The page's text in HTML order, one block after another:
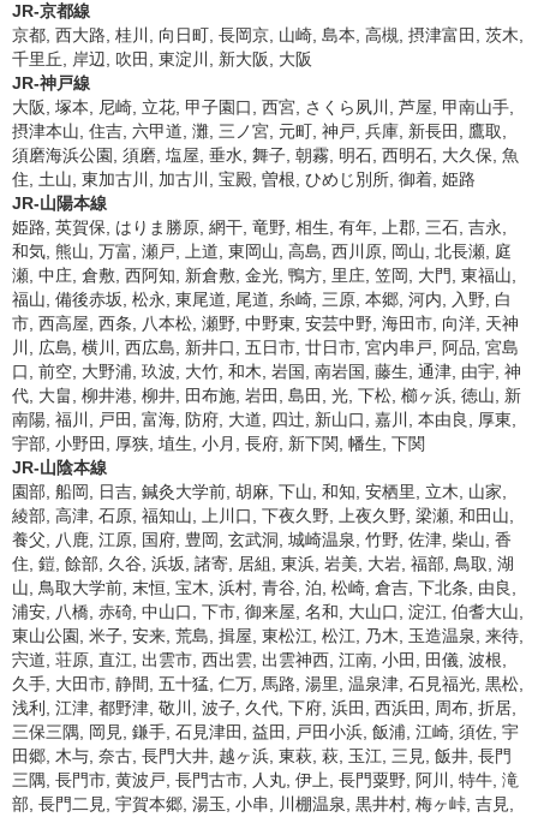
JR-京都線
京都, 西大路, 桂川, 向日町, 長岡京, 山崎, 島本, 高槻, 摂津富田, 茨木,
千里丘, 岸辺, 吹田, 東淀川, 新大阪, 大阪
JR-神戸線
大阪, 塚本, 尼崎, 立花, 甲子園口, 西宮, さくら夙川, 芦屋, 甲南山手,
摂津本山, 住吉, 六甲道, 灘, 三ノ宮, 元町, 神戸, 兵庫, 新長田, 鷹取,
須磨海浜公園, 須磨, 塩屋, 垂水, 舞子, 朝霧, 明石, 西明石, 大久保, 魚
住, 土山, 東加古川, 加古川, 宝殿, 曽根, ひめじ別所, 御着, 姫路
JR-山陽本線
姫路, 英賀保, はりま勝原, 網干, 竜野, 相生, 有年, 上郡, 三石, 吉永,
和気, 熊山, 万富, 瀬戸, 上道, 東岡山, 高島, 西川原, 岡山, 北長瀬, 庭
瀬, 中庄, 倉敷, 西阿知, 新倉敷, 金光, 鴨方, 里庄, 笠岡, 大門, 東福山,
福山, 備後赤坂, 松永, 東尾道, 尾道, 糸崎, 三原, 本郷, 河内, 入野, 白
市, 西高屋, 西条, 八本松, 瀬野, 中野東, 安芸中野, 海田市, 向洋, 天神
川, 広島, 横川, 西広島, 新井口, 五日市, 廿日市, 宮内串戸, 阿品, 宮島
口, 前空, 大野浦, 玖波, 大竹, 和木, 岩国, 南岩国, 藤生, 通津, 由宇, 神
代, 大畠, 柳井港, 柳井, 田布施, 岩田, 島田, 光, 下松, 櫛ヶ浜, 徳山, 新
南陽, 福川, 戸田, 富海, 防府, 大道, 四辻, 新山口, 嘉川, 本由良, 厚東,
宇部, 小野田, 厚狭, 埴生, 小月, 長府, 新下関, 幡生, 下関
JR-山陰本線
園部, 船岡, 日吉, 鍼灸大学前, 胡麻, 下山, 和知, 安栖里, 立木, 山家,
綾部, 高津, 石原, 福知山, 上川口, 下夜久野, 上夜久野, 梁瀬, 和田山,
養父, 八鹿, 江原, 国府, 豊岡, 玄武洞, 城崎温泉, 竹野, 佐津, 柴山, 香
住, 鎧, 餘部, 久谷, 浜坂, 諸寄, 居組, 東浜, 岩美, 大岩, 福部, 鳥取, 湖
山, 鳥取大学前, 末恒, 宝木, 浜村, 青谷, 泊, 松崎, 倉吉, 下北条, 由良,
浦安, 八橋, 赤碕, 中山口, 下市, 御来屋, 名和, 大山口, 淀江, 伯耆大山,
東山公園, 米子, 安来, 荒島, 揖屋, 東松江, 松江, 乃木, 玉造温泉, 来待,
宍道, 荘原, 直江, 出雲市, 西出雲, 出雲神西, 江南, 小田, 田儀, 波根,
久手, 大田市, 静間, 五十猛, 仁万, 馬路, 湯里, 温泉津, 石見福光, 黒松,
浅利, 江津, 都野津, 敬川, 波子, 久代, 下府, 浜田, 西浜田, 周布, 折居,
三保三隅, 岡見, 鎌手, 石見津田, 益田, 戸田小浜, 飯浦, 江崎, 須佐, 宇
田郷, 木与, 奈古, 長門大井, 越ヶ浜, 東萩, 萩, 玉江, 三見, 飯井, 長門
三隅, 長門市, 黄波戸, 長門古市, 人丸, 伊上, 長門粟野, 阿川, 特牛, 滝
部, 長門二見, 宇賀本郷, 湯玉, 小串, 川棚温泉, 黒井村, 梅ヶ峠, 吉見,